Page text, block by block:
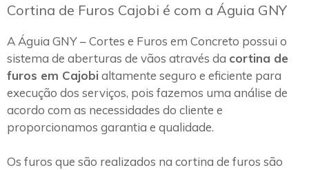
Cortina de Furos Cajobi é com a Águia GNY
A Águia GNY – Cortes e Furos em Concreto possui o
sistema de aberturas de vãos através da cortina de
furos em Cajobi altamente seguro e eficiente para
execução dos serviços, pois fazemos uma análise de
acordo com as necessidades do cliente e
proporcionamos garantia e qualidade.
Os furos que são realizados na cortina de furos são